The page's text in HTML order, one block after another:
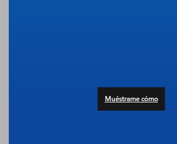
Productos al consumidor
Atención médica y sanitaria
Muéstrame cómo